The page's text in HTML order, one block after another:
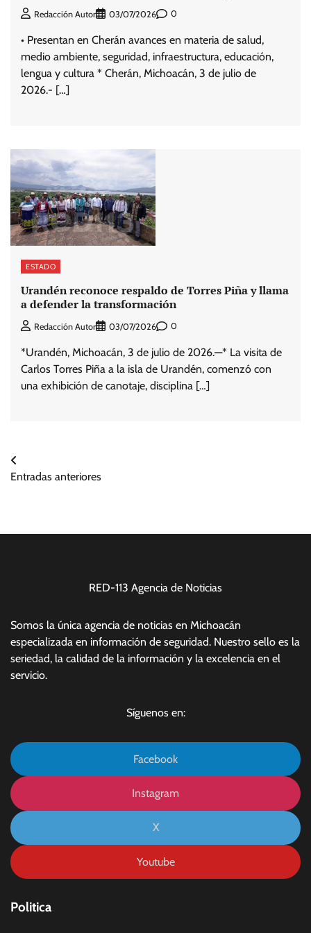
Redacción Autor 03/07/2026 0
• Presentan en Cherán avances en materia de salud,
medio ambiente, seguridad, infraestructura, educación,
lengua y cultura * Cherán, Michoacán, 3 de julio de
2026.- […]
ESTADO
Urandén reconoce respaldo de Torres Piña y llama
a defender la transformación
Redacción Autor 03/07/2026 0
*Urandén, Michoacán, 3 de julio de 2026.—* La visita de
Carlos Torres Piña a la isla de Urandén, comenzó con
una exhibición de canotaje, disciplina […]
Navegación
Entradas anteriores
RED-113 Agencia de Noticias
Somos la única agencia de noticias en Michoacán
especializada en información de seguridad. Nuestro sello es la
seriedad, la calidad de la información y la excelencia en el
servicio.
Síguenos en:
Facebook
Instagram
X
Youtube
Politica